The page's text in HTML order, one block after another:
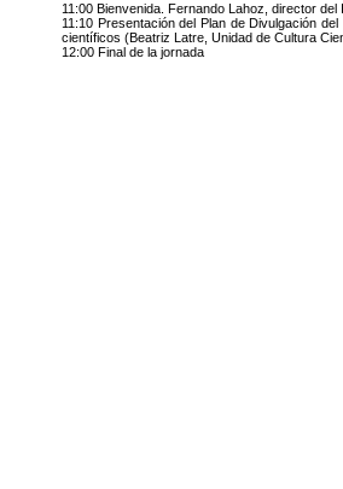
11:00 Bienvenida. Fernando Lahoz, director del
11:10 Presentación del Plan de Divulgación
científicos (Beatriz Latre, Unidad de Cultura
12:00 Final de la jornada